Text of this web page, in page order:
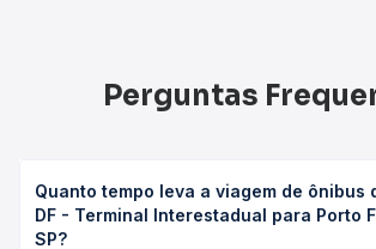
Perguntas
Quanto tempo leva a viagem de ônibus
DF - Terminal Interestadual para Porto
SP?